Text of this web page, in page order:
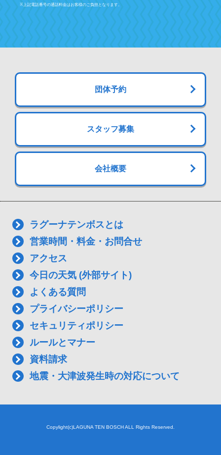
※上記電話番号の通話料金はお客様のご負担となります。
団体予約
スタッフ募集
会社概要
ラグーナテンボスとは
営業時間・料金・お問合せ
アクセス
今日の天気 (外部サイト)
よくある質問
プライバシーポリシー
セキュリティポリシー
ルールとマナー
資料請求
地震・大津波発生時の対応について
Copylight(c)LAGUNA TEN BOSCH ALL Rights Reserved.